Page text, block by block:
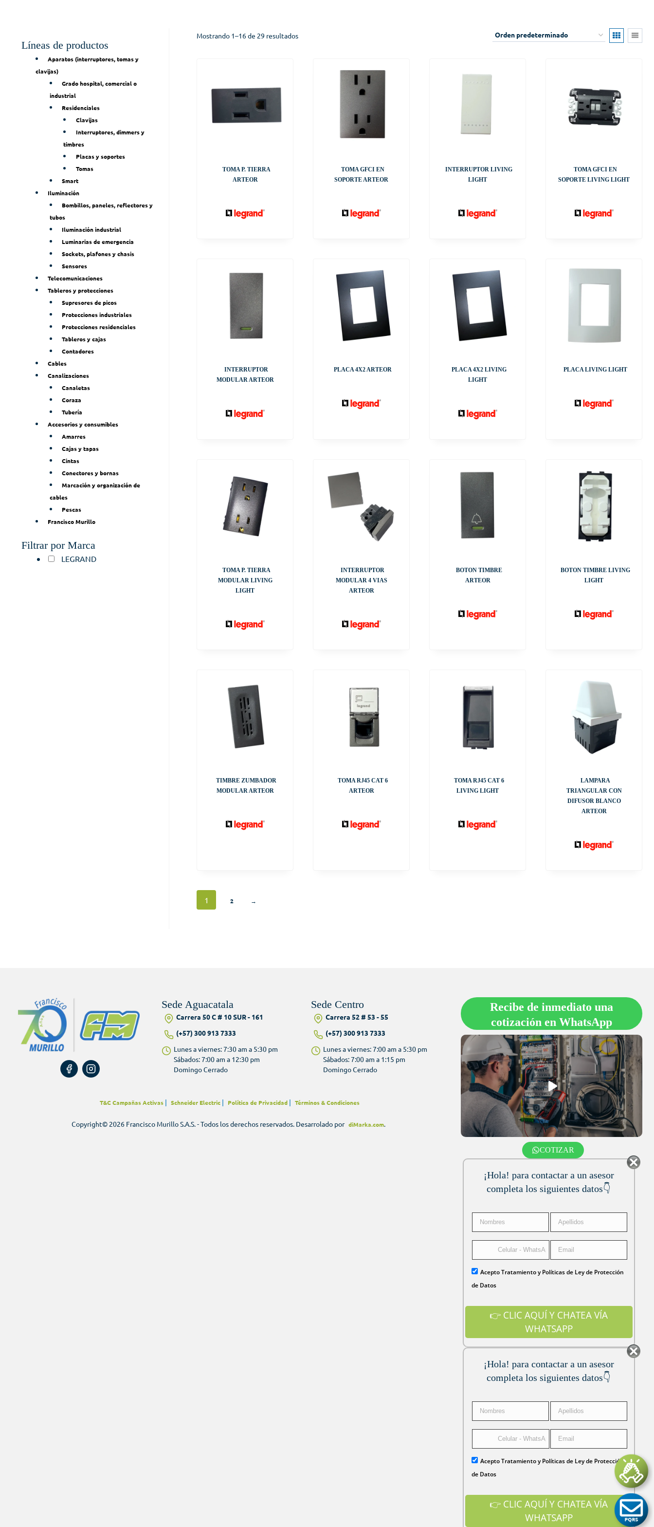
Mostrando 1–16 de 29 resultados
TOMA P. TIERRA
ARTEOR
TOMA GFCI EN
SOPORTE ARTEOR
INTERRUPTOR LIVING
LIGHT
TOMA GFCI EN
SOPORTE LIVING LIGHT
INTERRUPTOR
MODULAR ARTEOR
PLACA 4X2 ARTEOR
PLACA 4X2 LIVING
LIGHT
PLACA LIVING LIGHT
TOMA P. TIERRA
MODULAR LIVING
LIGHT
INTERRUPTOR
MODULAR 4 VIAS
ARTEOR
BOTON TIMBRE
ARTEOR
BOTON TIMBRE LIVING
LIGHT
TIMBRE ZUMBADOR
MODULAR ARTEOR
TOMA RJ45 CAT 6
ARTEOR
TOMA RJ45 CAT 6
LIVING LIGHT
LAMPARA
TRIANGULAR CON
DIFUSOR BLANCO
ARTEOR
1 2 →
Líneas de productos
Aparatos (interruptores, tomas y
clavijas)
Grado hospital, comercial o
industrial
Residenciales
Clavijas
Interruptores, dimmers y
timbres
Placas y soportes
Tomas
Smart
Iluminación
Bombillos, paneles, reflectores y
tubos
Iluminación industrial
Luminarias de emergencia
Sockets, plafones y chasis
Sensores
Telecomunicaciones
Tableros y protecciones
Supresores de picos
Protecciones industriales
Protecciones residenciales
Tableros y cajas
Contadores
Cables
Canalizaciones
Canaletas
Coraza
Tubería
Accesorios y consumibles
Amarres
Cajas y tapas
Cintas
Conectores y bornas
Marcación y organización de
cables
Pescas
Francisco Murillo
Filtrar por Marca
LEGRAND
Sede Aguacatala
Carrera 50 C # 10 SUR - 161
(+57) 300 913 7333
Lunes a viernes: 7:30 am a 5:30 pm
Sábados: 7:00 am a 12:30 pm
Domingo Cerrado
Sede Centro
Carrera 52 # 53 - 55
(+57) 300 913 7333
Lunes a viernes: 7:00 am a 5:30 pm
Sábados: 7:00 am a 1:15 pm
Domingo Cerrado
T&C Campañas Activas | Schneider Electric | Política de Privacidad | Términos & Condiciones
Copyright© 2026 Francisco Murillo S.A.S. - Todos los derechos reservados. Desarrolado por diMarka.com.
Recibe de inmediato una
cotización enWhatsApp
COTIZAR
¡Hola! para contactar a un asesor
completa los siguientes datos👇
Acepto Tratamiento y Políticas de Ley de Protección
de Datos
¡Hola! para contactar a un asesor
completa los siguientes datos👇
Acepto Tratamiento y Políticas de Ley de Protección
de Datos